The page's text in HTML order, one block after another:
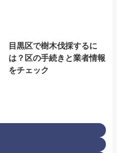
目黒区で樹木伐採するに
は？区の手続きと業者情報
をチェック